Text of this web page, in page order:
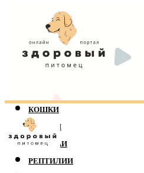
КОШКИ
СОБАКИ
ПОПУГАИ
РЕПТИЛИИ